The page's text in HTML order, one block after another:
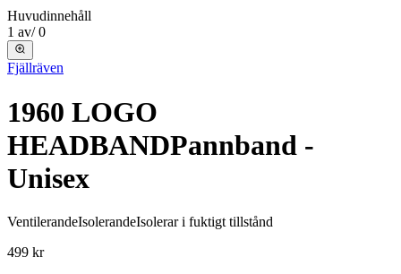
Huvudinnehåll
1 av/ 0
Fjällräven
1960 LOGO
HEADBANDPannband -
Unisex
VentilerandeIsolerandeIsolerar i fuktigt tillstånd
499 kr